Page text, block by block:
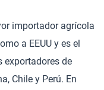
importador agrícola
a EEUU y es el
exportadores de
Chile y Perú. En